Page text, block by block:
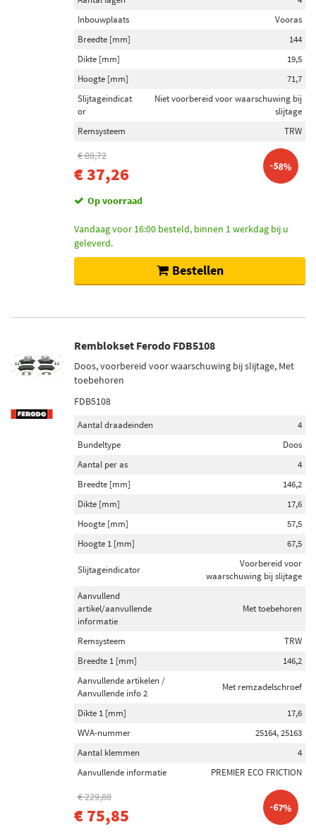
Inbouwplaats
Vooras
Breedte [mm]
144
Dikte [mm]
19,5
Hoogte [mm]
71,7
Slijtageindicat
or
Niet voorbereid voor waarschuwing bij
slijtage
Remsysteem
TRW
€ 88,72
€ 37,26 -58%
Op voorraad
Vandaag voor 16:00 besteld, binnen 1 werkdag bij u
geleverd.
Bestellen
Remblokset Ferodo FDB5108
Doos, voorbereid voor waarschuwing bij slijtage, Met
toebehoren
FDB5108
Aantal draadeinden
4
Bundeltype
Doos
Aantal per as
4
Breedte [mm]
146,2
Dikte [mm]
17,6
Hoogte [mm]
57,5
Hoogte 1 [mm]
67,5
Slijtageindicator
Voorbereid voor
waarschuwing bij slijtage
Aanvullend
artikel/aanvullende
informatie
Met toebehoren
Remsysteem
TRW
Breedte 1 [mm]
146,2
Aanvullende artikelen /
Aanvullende info 2
Met remzadelschroef
Dikte 1 [mm]
17,6
WVA-nummer
25164, 25163
Aantal klemmen
4
Aanvullende informatie
PREMIER ECO FRICTION
€ 229,88
€ 75,85 -67%